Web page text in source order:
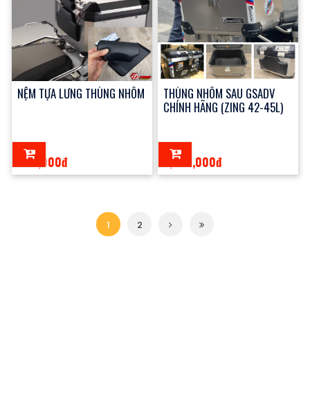
NỆM TỰA LƯNG THÙNG NHÔM
400,000đ
THÙNG NHÔM SAU GSADV
CHÍNH HÃNG (ZING 42-45L)
7,500,000đ
1 2